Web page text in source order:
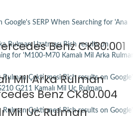
Benz CK80.001
Mil Arka Rulman
Benz CK80.004
Mil Uç Rulman